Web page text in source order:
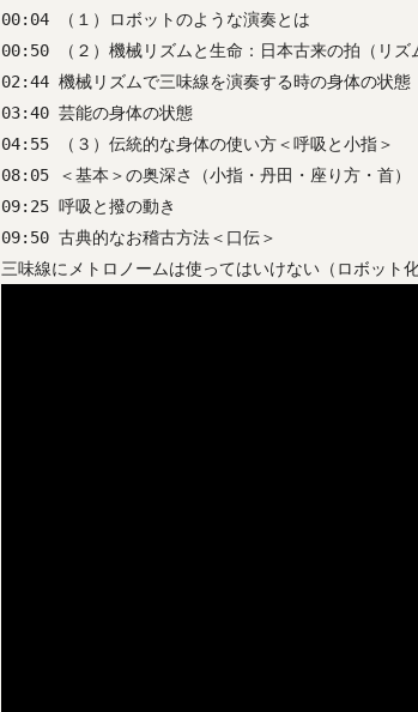
00:04 （１）ロボットのような演奏とは
00:50 （２）機械リズムと生命：日本古来の拍（リズ
02:44 機械リズムで三味線を演奏する時の身体の状態
03:40 芸能の身体の状態
04:55 （３）伝統的な身体の使い方＜呼吸と小指＞
08:05 ＜基本＞の奥深さ（小指・丹田・座り方・首）
09:25 呼吸と撥の動き
09:50 古典的なお稽古方法＜口伝＞
三味線にメトロノームは使ってはいけない（ロボット化